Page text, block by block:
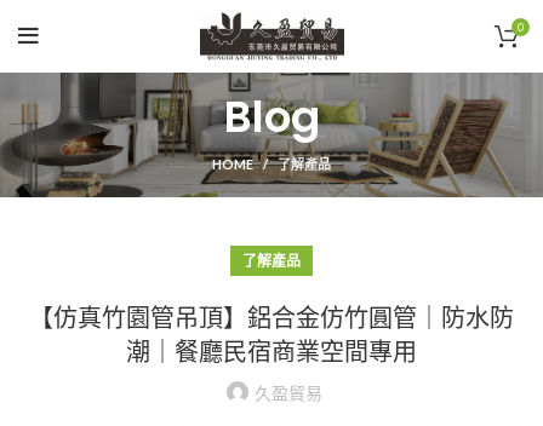
0
Blog
HOME 了解產品
了解產品
【仿真竹園管吊頂】鋁合金仿竹圓管｜防水防
潮｜餐廳民宿商業空間專用
久盈貿易